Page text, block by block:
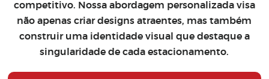
competitivo. Nossa abordagem personalizada visa
não apenas criar designs atraentes, mas também
construir uma identidade visual que destaque a
singularidade de cada estacionamento.